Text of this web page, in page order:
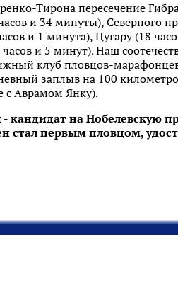
Тирона пересечение
и 34 минуты), Северного
и 1 минута), Цугару (18
и 5 минут). Наш
клуб пловцов-
заплыв на 100
с Аврамом Янку).
кандидат на Нобелевскую
стал первым пловцом,